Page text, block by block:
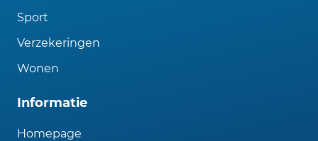
Sport
Verzekeringen
Wonen
Informatie
Homepage